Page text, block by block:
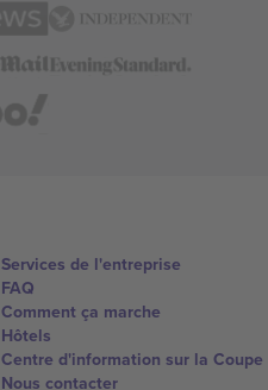
Services de l'entreprise
FAQ
Comment ça marche
Hôtels
Centre d'information sur la Coupe
Nous contacter